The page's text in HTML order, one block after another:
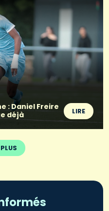
: Daniel Freire
déjà
LIRE